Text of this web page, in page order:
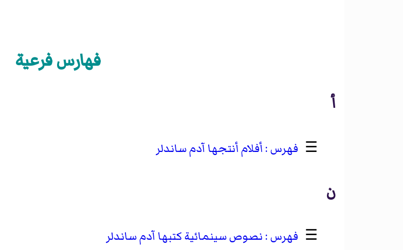
فهارس فرعية
أ
☰ أفلام أنتجها آدم ساندلر
ن
☰ نصوص سينمائية كتبها آدم ساندلر